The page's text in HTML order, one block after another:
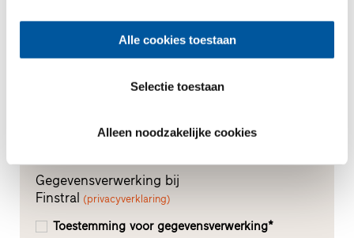
Alle cookies toestaan
Selectie toestaan
Alleen noodzakelijke cookies
Gegevensverwerking bij
Finstral (privacyverklaring)
Toestemming voor gegevensverwerking*